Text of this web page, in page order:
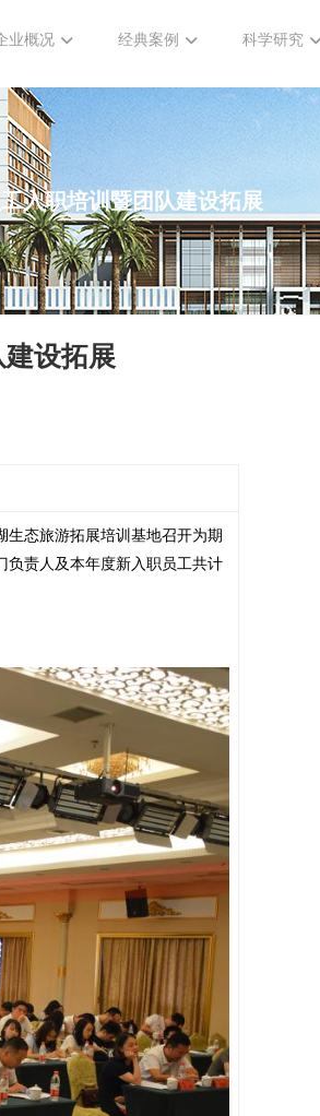
业概况 经典案例 科学研究
入职培训暨团队建设拓展
设拓展
生态旅游拓展培训基地召开为期
负责人及本年度新入职员工共计